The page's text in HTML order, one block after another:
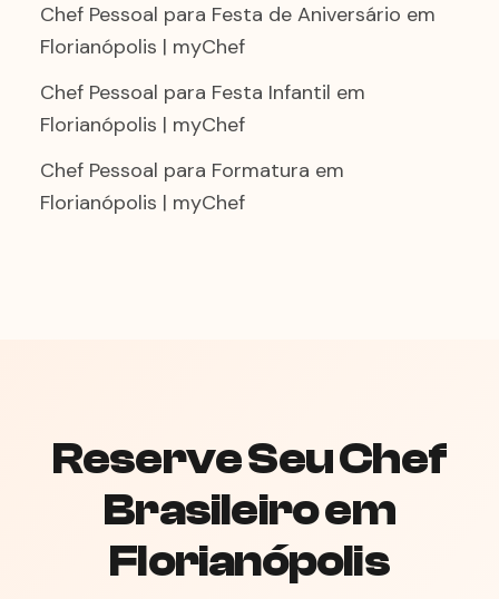
Chef Pessoal para Festa de Aniversário em
Florianópolis | myChef
Chef Pessoal para Festa Infantil em
Florianópolis | myChef
Chef Pessoal para Formatura em
Florianópolis | myChef
Reserve Seu Chef
Brasileiro em
Florianópolis